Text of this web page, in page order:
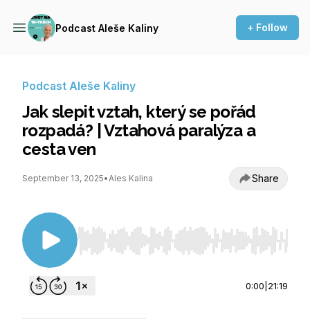
Podcast Aleše Kaliny + Follow
Podcast Aleše Kaliny
Jak slepit vztah, který se pořád
rozpadá? | Vztahová paralýza a
cesta ven
September 13, 2025•Ales Kalina Share
Use Left/Right to seek, Home/End to jump to
0:00 21:19